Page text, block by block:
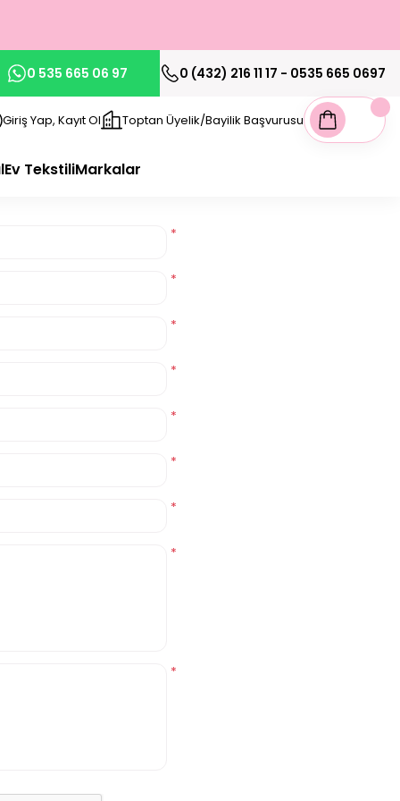
0 535 665 06 97 0 (432) 216 11 17 - 0535 665 0697
Giriş Yap, Kayıt Ol Toptan Üyelik/Bayilik Başvurusu
Ev TekstiliMarkalar
*
*
*
*
*
*
*
*
*